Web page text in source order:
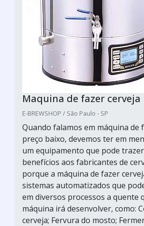
Maquina de fazer cerveja
E-BREWSHOP / São Paulo - SP
Quando falamos em máquina de
preço baixo, devemos ter em
um equipamento que pode
benefícios aos fabricantes de
porque a máquina de fazer
sistemas automatizados que
em diversos processos a quente
máquina irá desenvolver, como:
cerveja; Fervura do mosto;